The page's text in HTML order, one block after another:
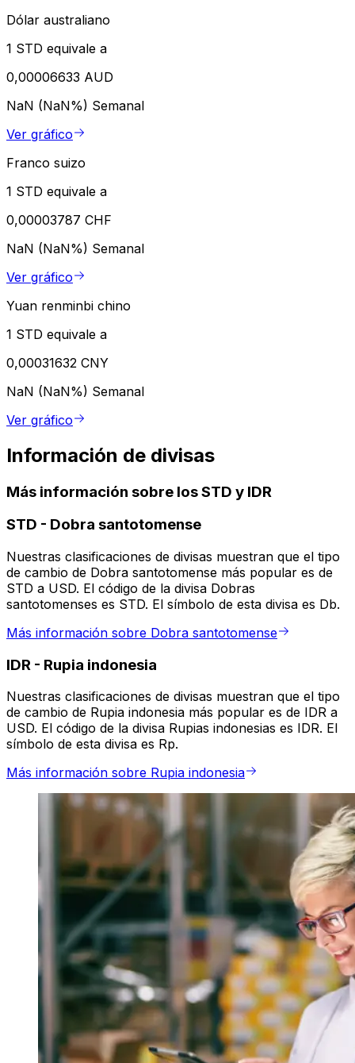
Dólar australiano
1 STD equivale a
0,00006633 AUD
NaN (NaN%) Semanal
Ver gráfico
Franco suizo
1 STD equivale a
0,00003787 CHF
NaN (NaN%) Semanal
Ver gráfico
Yuan renminbi chino
1 STD equivale a
0,00031632 CNY
NaN (NaN%) Semanal
Ver gráfico
Información de divisas
Más información sobre los STD y IDR
STD - Dobra santotomense
Nuestras clasificaciones de divisas muestran que el tipo
de cambio de Dobra santotomense más popular es de
STD a USD. El código de la divisa Dobras
santotomenses es STD. El símbolo de esta divisa es Db.
Más información sobre Dobra santotomense
IDR - Rupia indonesia
Nuestras clasificaciones de divisas muestran que el tipo
de cambio de Rupia indonesia más popular es de IDR a
USD. El código de la divisa Rupias indonesias es IDR. El
símbolo de esta divisa es Rp.
Más información sobre Rupia indonesia